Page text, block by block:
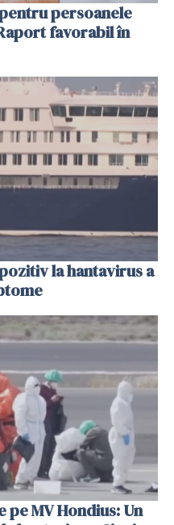
persoanele
favorabil în
la hantavirus a
MV Hondius: Un